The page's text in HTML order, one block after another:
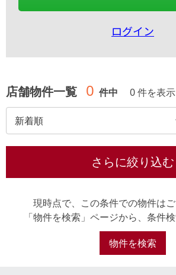
ログイン
店舗物件一覧 0 件中 0 件を表示
さらに絞り込む
現時点で、この条件での物件はご
「物件を検索」ページから、条件
物件を検索